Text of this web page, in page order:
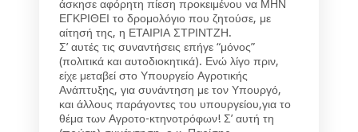
άσκησε αφόρητη πίεση προκειμένου να ΜΗΝ
ΕΓΚΡΙΘΕΙ το δρομολόγιο που ζητούσε, με
αίτησή της, η ΕΤΑΙΡΙΑ ΣΤΡΙΝΤΖΗ.
Σ’ αυτές τις συναντήσεις επήγε “μόνος”
(πολιτικά και αυτοδιοκητικά). Ενώ λίγο πριν,
είχε μεταβεί στο Υπουργείο Αγροτικής
Ανάπτυξης, για συνάντηση με τον Υπουργό,
και άλλους παράγοντες του υπουργείου,για το
θέμα των Αγροτο-κτηνοτρόφων! Σ’ αυτή τη